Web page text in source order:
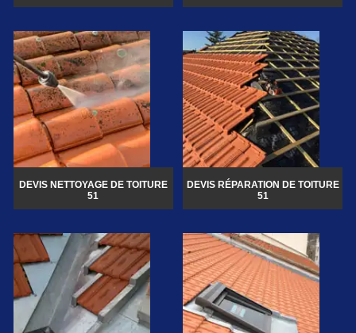
DEVIS NETTOYAGE DE TOITURE
51
DEVIS RÉPARATION DE TOITURE
51